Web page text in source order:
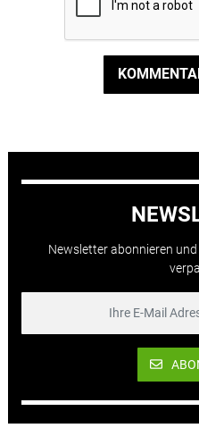
Newsletter abonnieren